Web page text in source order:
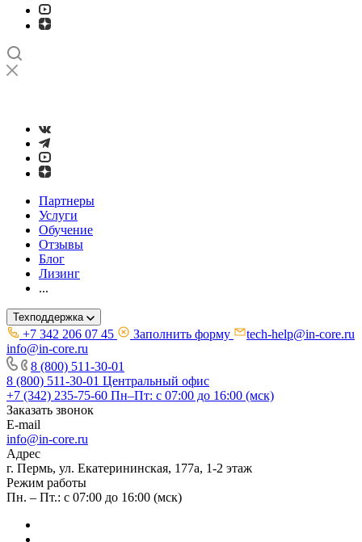
Партнеры
Услуги
Обучение
Отзывы
Блог
Лизинг
...
Техподдержка
+7 342 206 07 45 Заполнить форму
tech-help@in-core.ru
info@in-core.ru
8 (800) 511-30-01
8 (800) 511-30-01 Центральный офис
+7 (342) 235-75-60 Пн–Пт: с 07:00 до 16:00 (мск)
Заказать звонок
E-mail
info@in-core.ru
Адрес
г. Пермь, ул. ​Екатерининская, 177а, ​1-2 этаж
Режим работы
Пн. – Пт.: с 07:00 до 16:00 (мск)